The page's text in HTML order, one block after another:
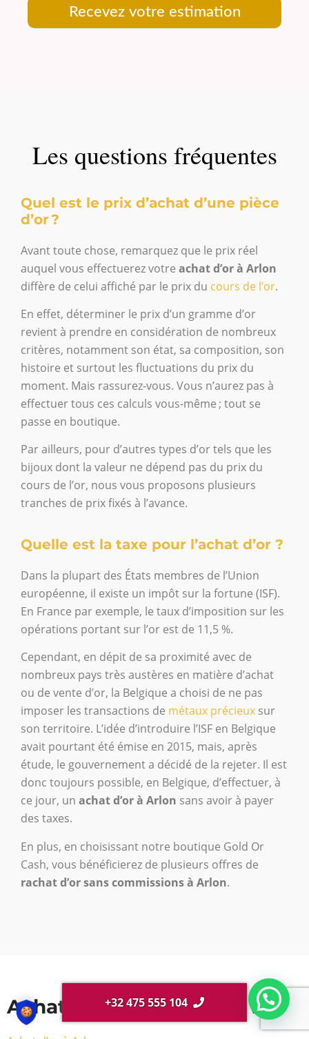
Recevez votre estimation
Les questions fréquentes
Quel est le prix d’achat d’une pièce
d’or ?
Avant toute chose, remarquez que le prix réel
auquel vous effectuerez votre achat d’or à Arlon
diffère de celui affiché par le prix du cours de l’or.
En effet, déterminer le prix d’un gramme d’or
revient à prendre en considération de nombreux
critères, notamment son état, sa composition, son
histoire et surtout les fluctuations du prix du
moment. Mais rassurez-vous. Vous n’aurez pas à
effectuer tous ces calculs vous-même ; tout se
passe en boutique.
Par ailleurs, pour d’autres types d’or tels que les
bijoux dont la valeur ne dépend pas du prix du
cours de l’or, nous vous proposons plusieurs
tranches de prix fixés à l’avance.
Quelle est la taxe pour l’achat d’or ?
Dans la plupart des États membres de l’Union
européenne, il existe un impôt sur la fortune (ISF).
En France par exemple, le taux d’imposition sur les
opérations portant sur l’or est de 11,5 %.
Cependant, en dépit de sa proximité avec de
nombreux pays très austères en matière d’achat
ou de vente d’or, la Belgique a choisi de ne pas
imposer les transactions de métaux précieux sur
son territoire. L’idée d’introduire l’ISF en Belgique
avait pourtant été émise en 2015, mais, après
étude, le gouvernement a décidé de la rejeter. Il est
donc toujours possible, en Belgique, d’effectuer, à
ce jour, un achat d’or à Arlon sans avoir à payer
des taxes.
En plus, en choisissant notre boutique Gold Or
Cash, vous bénéficierez de plusieurs offres de
rachat d’or sans commissions à Arlon.
Achat d'or près de chez vous
+32 475 555 104